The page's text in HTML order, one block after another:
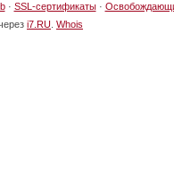
· SSL-сертификаты·
i7.RU Whois